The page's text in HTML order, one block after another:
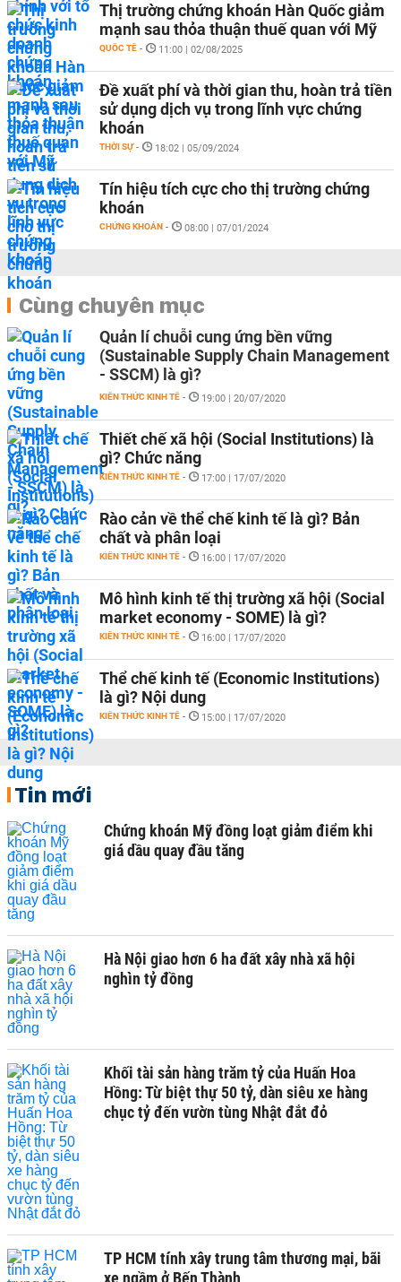
Thị trường chứng khoán Hàn Quốc giảm
mạnh sau thỏa thuận thuế quan với Mỹ
QUỐC TẾ - 11:00 | 02/08/2025
Đề xuất phí và thời gian thu, hoàn trả tiền
sử dụng dịch vụ trong lĩnh vực chứng
khoán
THỜI SỰ - 18:02 | 05/09/2024
Tín hiệu tích cực cho thị trường chứng
khoán
CHỨNG KHOÁN - 08:00 | 07/01/2024
Cùng chuyên mục
Quản lí chuỗi cung ứng bền vững
(Sustainable Supply Chain Management
- SSCM) là gì?
KIẾN THỨC KINH TẾ - 19:00 | 20/07/2020
Thiết chế xã hội (Social Institutions) là
gì? Chức năng
KIẾN THỨC KINH TẾ - 17:00 | 17/07/2020
Rào cản về thể chế kinh tế là gì? Bản
chất và phân loại
KIẾN THỨC KINH TẾ - 16:00 | 17/07/2020
Mô hình kinh tế thị trường xã hội (Social
market economy - SOME) là gì?
KIẾN THỨC KINH TẾ - 16:00 | 17/07/2020
Thể chế kinh tế (Economic Institutions)
là gì? Nội dung
KIẾN THỨC KINH TẾ - 15:00 | 17/07/2020
Tin mới
Chứng khoán Mỹ đồng loạt giảm điểm khi
giá dầu quay đầu tăng
Hà Nội giao hơn 6 ha đất xây nhà xã hội
nghìn tỷ đồng
Khối tài sản hàng trăm tỷ của Huấn Hoa
Hồng: Từ biệt thự 50 tỷ, dàn siêu xe hàng
chục tỷ đến vườn tùng Nhật đắt đỏ
TP HCM tính xây trung tâm thương mại, bãi
xe ngầm ở Bến Thành